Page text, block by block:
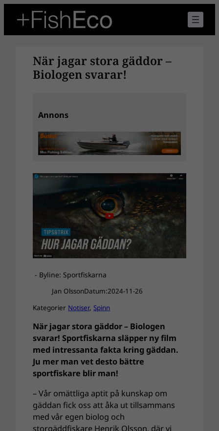
innehåll
När jagar stora gäddor –
Biologen svarar!
Annons
- Byline: Sportfiskarna
Jan OlssonDatum:2024-11-26
Kategorier Notiser, Spinn
När jagar stora gäddor – Biologen
svarar! Sportfiskarna släpper ny film
med intressanta fakta kring gäddan.
Ju mer man vet desto bättre
sportfiskare blir man!
– Vår omättliga aptit på kunskap om
gäddan fick oss att åka ut tillsammans
med vår egen biolog och
storgäddfiskare Henrik Olsson, där vi